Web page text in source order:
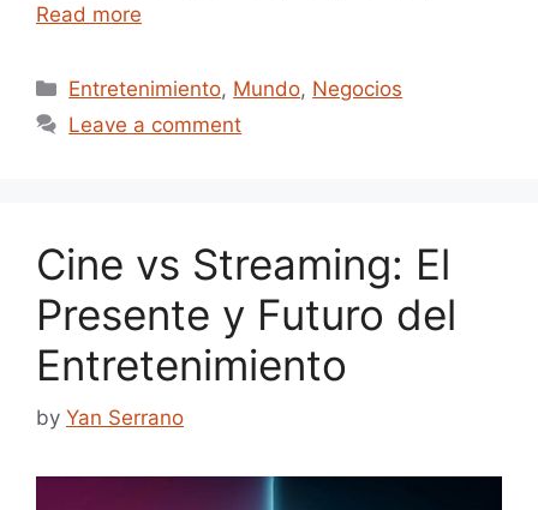
Read more
Categories
Entretenimiento, Mundo, Negocios
Leave a comment
Cine vs Streaming: El
Presente y Futuro del
Entretenimiento
by Yan Serrano